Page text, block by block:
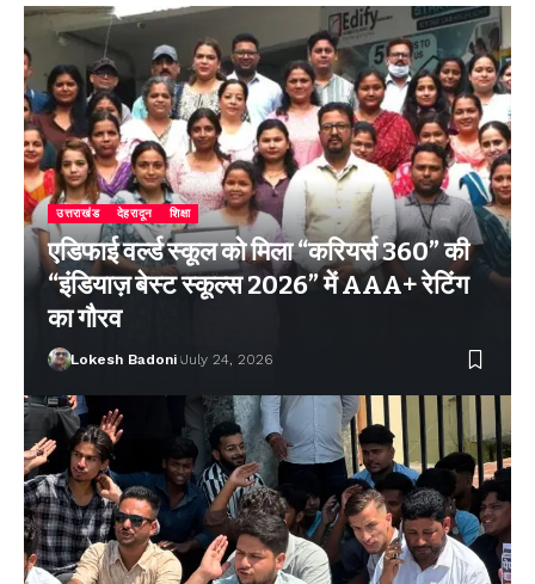
उत्तराखंड देहरादून शिक्षा
एडिफाई वर्ल्ड स्कूल को मिला “करियर्स 360” की
“इंडियाज़ बेस्ट स्कूल्स 2026” में AAA+ रेटिंग
का गौरव
Lokesh Badoni July 24, 2026